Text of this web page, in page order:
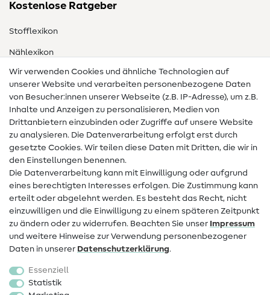
Kostenlose Ratgeber
Stofflexikon
Nählexikon
Nähanleitungen
Hilfe & Kontakt
Kontakt
Infos zum Betreiberwechsel
Widerrufsrecht
Beliebt
Stoffe
Sale
Wir verwenden Cookies und ähnliche Technologien auf
unserer Website und verarbeiten personenbezogene Daten
von Besucher:innen unserer Webseite (z.B. IP-Adresse), um z.B.
Inhalte und Anzeigen zu personalisieren, Medien von
Drittanbietern einzubinden oder Zugriffe auf unsere Website
zu analysieren. Die Datenverarbeitung erfolgt erst durch
gesetzte Cookies. Wir teilen diese Daten mit Dritten, die wir in
den Einstellungen benennen.
Die Datenverarbeitung kann mit Einwilligung oder aufgrund
eines berechtigten Interesses erfolgen. Die Zustimmung kann
erteilt oder abgelehnt werden. Es besteht das Recht, nicht
einzuwilligen und die Einwilligung zu einem späteren Zeitpunkt
zu ändern oder zu widerrufen. Beachten Sie unser Impressum
und weitere Hinweise zur Verwendung personenbezogener
Daten in unserer Daten­schutz­erklärung.
Essenziell
Statistik